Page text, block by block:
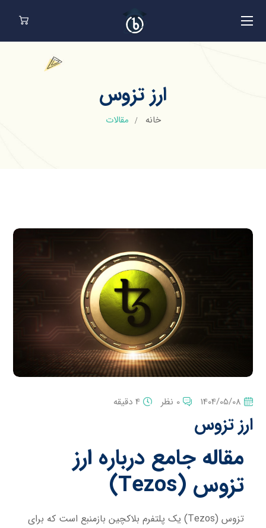
ارز تزوس
خانه مقالات
1404/05/08 0 نظر 4 دقیقه
ارز تزوس
مقاله جامع درباره ارز
تزوس (Tezos)
تزوس (Tezos) یک پلتفرم بلاکچین بازمنبع است که برای